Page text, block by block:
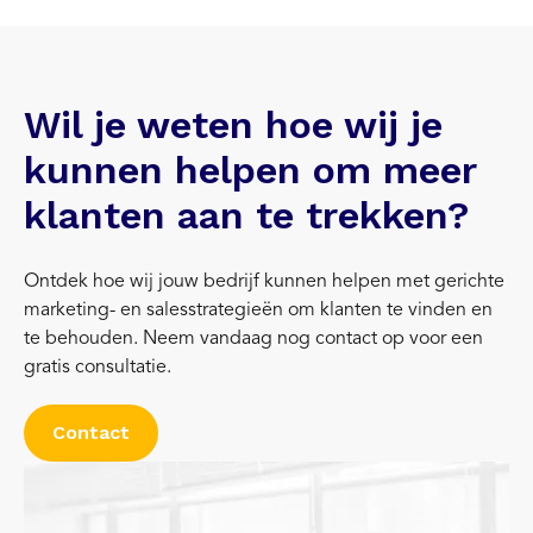
Wil je weten hoe wij je
kunnen helpen om meer
klanten aan te trekken?
Ontdek hoe wij jouw bedrijf kunnen helpen met gerichte
marketing- en salesstrategieën om klanten te vinden en
te behouden. Neem vandaag nog contact op voor een
gratis consultatie.
Contact